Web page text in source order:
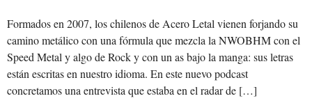
Formados en 2007, los chilenos de Acero Letal vienen forjando su
camino metálico con una fórmula que mezcla la NWOBHM con el
Speed Metal y algo de Rock y con un as bajo la manga: sus letras
están escritas en nuestro idioma. En este nuevo podcast
concretamos una entrevista que estaba en el radar de […]